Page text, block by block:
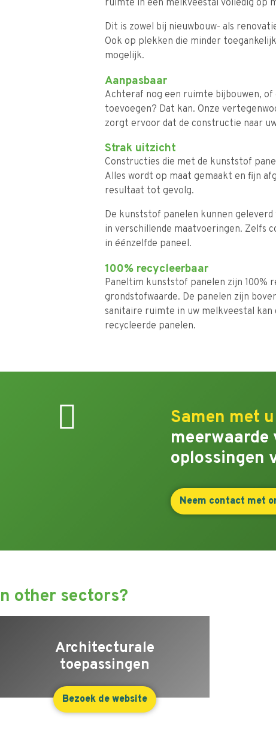
ruimte in een melkveestal volledig op
Dit is zowel bij nieuwbouw- als
Ook op plekken die minder
mogelijk.
Aanpasbaar
Achteraf nog een ruimte bijbouwen,
toevoegen? Dat kan. Onze
zorgt ervoor dat de constructie naar
Strak uitzicht
Constructies die met de kunststof
Alles wordt op maat gemaakt en fijn
resultaat tot gevolg.
De kunststof panelen kunnen
in verschillende maatvoeringen. Zelfs
in éénzelfde paneel.
100% recycleerbaar
Paneltim kunststof panelen zijn 100%
grondstofwaarde. De panelen zijn
sanitaire ruimte in uw melkveestal kan
recycleerde panelen.
Samen met u
meerwaarde
oplossingen
Neem contact met
other sectors?
Architecturale
toepassingen
Bezoek de website